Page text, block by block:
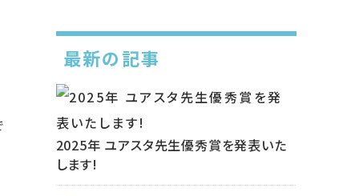
最新の記事
2025年 ユアスタ先生優秀賞を発表いた
します!